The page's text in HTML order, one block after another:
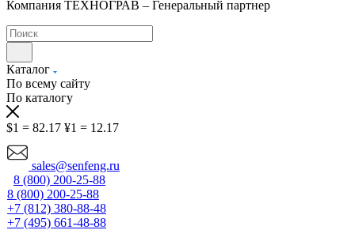
Компания ТЕХНОГРАВ – Генеральный партнер
Каталог
По всему сайту
По каталогу
$1 = 82.17 ¥1 = 12.17
sales@senfeng.ru
8 (800) 200-25-88
8 (800) 200-25-88
+7 (812) 380-88-48
+7 (495) 661-48-88